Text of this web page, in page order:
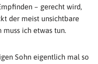
– gerecht wird,
der meist unsichtbare
ich etwas tun.
Sohn eigentlich mal so